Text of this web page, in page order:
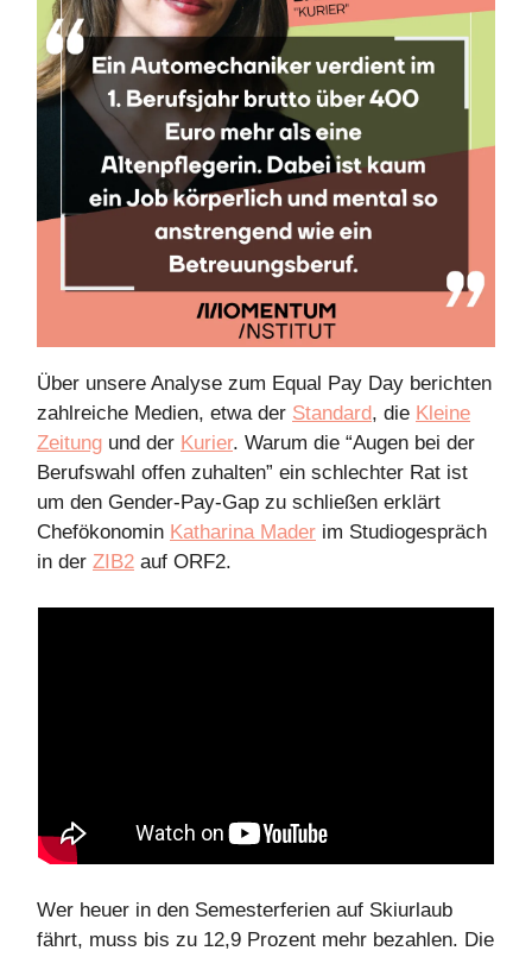
Über unsere Analyse zum Equal Pay Day berichten
zahlreiche Medien, etwa der Standard, die Kleine
Zeitung und der Kurier. Warum die “Augen bei der
Berufswahl offen zuhalten” ein schlechter Rat ist
um den Gender-Pay-Gap zu schließen erklärt
Chefökonomin Katharina Mader im Studiogespräch
in der ZIB2 auf ORF2.
Wer heuer in den Semesterferien auf Skiurlaub
fährt, muss bis zu 12,9 Prozent mehr bezahlen. Die